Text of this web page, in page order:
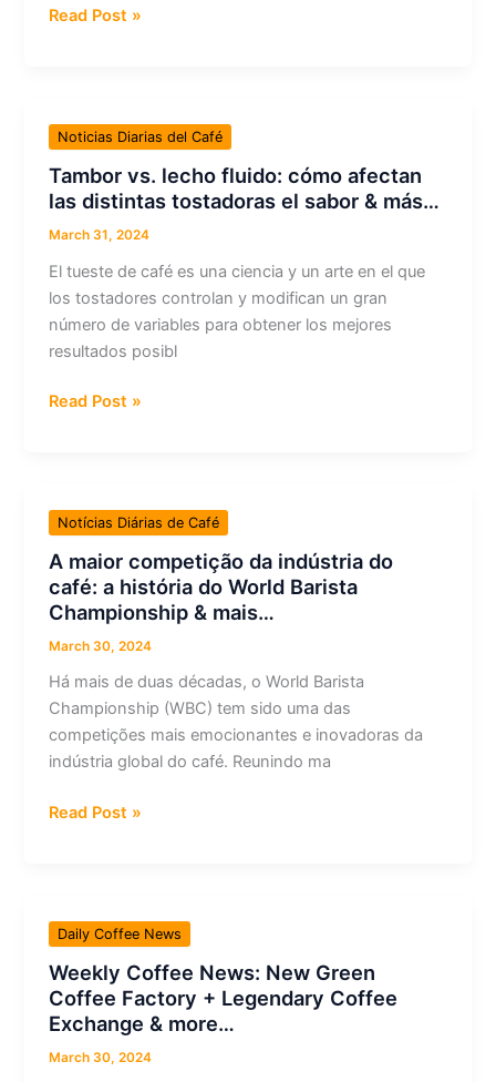
Las
un
papel
importante
en
el
de
especialidad
&
más…
Read Post »
Noticias Diarias del Café
Tambor vs. lecho fluido: cómo afectan
las distintas tostadoras el sabor & más…
March 31, 2024
El tueste de café es una ciencia y un arte en el que
los tostadores controlan y modifican un gran
número de variables para obtener los mejores
resultados posibl
Tambor
cómo
afectan
las
distintas
tostadoras
el
&
más…
Read Post »
Notícias Diárias de Café
A maior competição da indústria do
café: a história do World Barista
Championship & mais…
March 30, 2024
Há mais de duas décadas, o World Barista
Championship (WBC) tem sido uma das
competições mais emocionantes e inovadoras da
indústria global do café. Reunindo ma
A
indústria
do
café:
a
história
do
Read Post »
Daily Coffee News
Weekly Coffee News: New Green
Coffee Factory + Legendary Coffee
Exchange & more…
March 30, 2024